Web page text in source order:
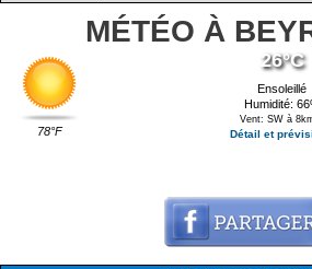
MÉTÉO À
78°F
26°C
Ensoleillé
Humidité:
Vent: SW à
Détail et